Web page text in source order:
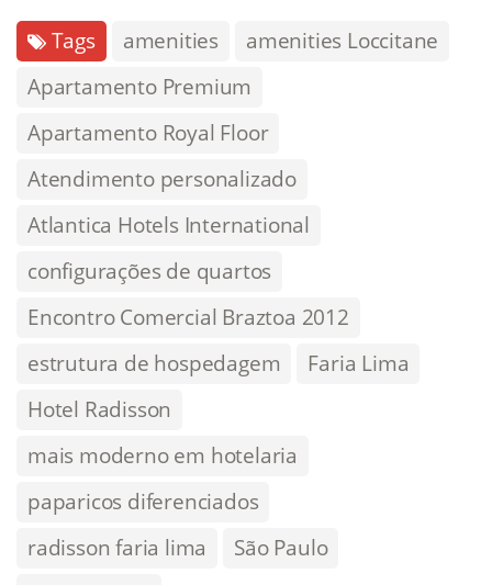
Tags amenities
amenities Loccitane
Apartamento Premium
Apartamento Royal Floor
Atendimento personalizado
Atlantica Hotels International
configurações de quartos
Encontro Comercial Braztoa 2012
estrutura de hospedagem
Faria Lima
Hotel Radisson
mais moderno em hotelaria
paparicos diferenciados
radisson faria lima
São Paulo